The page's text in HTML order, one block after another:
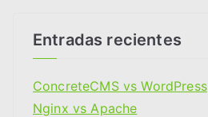
g
o
r
i
Entradas recientes
ConcreteCMS vs WordPress
Nginx vs Apache